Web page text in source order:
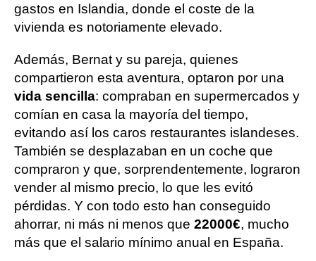
gastos en Islandia, donde el coste de la
vivienda es notoriamente elevado.
Además, Bernat y su pareja, quienes
compartieron esta aventura, optaron por una
vida sencilla: compraban en supermercados y
comían en casa la mayoría del tiempo,
evitando así los caros restaurantes islandeses.
También se desplazaban en un coche que
compraron y que, sorprendentemente, lograron
vender al mismo precio, lo que les evitó
pérdidas. Y con todo esto han conseguido
ahorrar, ni más ni menos que 22000€, mucho
más que el salario mínimo anual en España.